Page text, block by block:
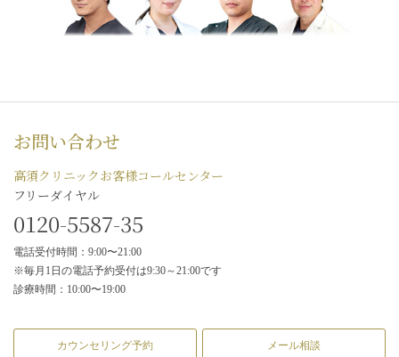
お問い合わせ
高須クリニックお客様コールセンター
フリーダイヤル
0120-5587-35
電話受付時間：9:00〜21:00
※毎月1日の電話予約受付は9:30～21:00です
診療時間：10:00〜19:00
カウンセリング予約 メール相談